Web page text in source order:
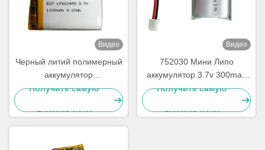
Видео
Черный литий полимерный
аккумулятор
перезаряжаемый 3.7в
1100mah Липо аккумулятор
Получите самую
лучшую цену
Видео
752030 Мини Липо
аккумулятор 3.7v 300mah
перезаряжаемая Ли
Получите самую
лучшую цену